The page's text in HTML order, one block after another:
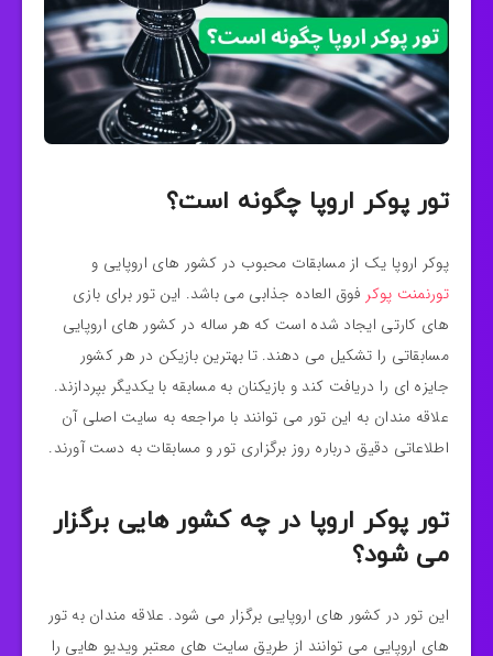
تور پوکر اروپا چگونه است؟
پوکر اروپا یک از مسابقات محبوب در کشور های اروپایی و
تورنمنت پوکر فوق العاده جذابی می باشد. این تور برای بازی
های کارتی ایجاد شده است که هر ساله در کشور های اروپایی
مسابقاتی را تشکیل می دهند. تا بهترین بازیکن در هر کشور
جایزه ای را دریافت کند و بازیکنان به مسابقه با یکدیگر بپردازند.
علاقه مندان به این تور می توانند با مراجعه به سایت اصلی آن
اطلاعاتی دقیق درباره روز برگزاری تور و مسابقات به دست آورند.
تور پوکر اروپا در چه کشور هایی برگزار
می شود؟
این تور در کشور های اروپایی برگزار می شود. علاقه مندان به تور
های اروپایی می توانند از طریق سایت های معتبر ویدیو هایی را